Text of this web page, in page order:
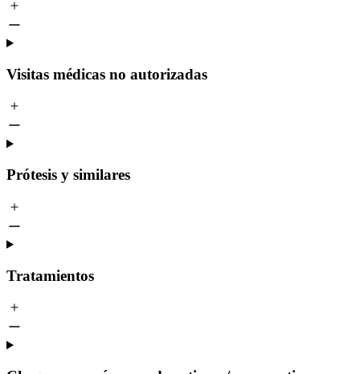
Visitas médicas no autorizadas
Prótesis y similares
Tratamientos